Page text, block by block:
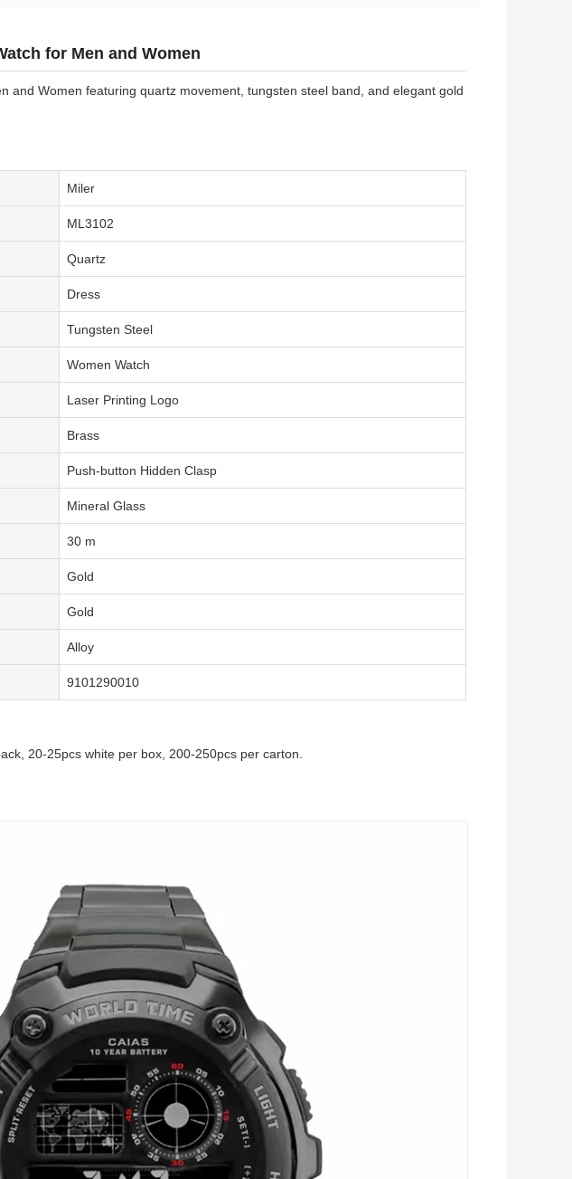
for Men and Women
and Women featuring quartz movement, tungsten steel band, and elegant gold
Miler
ML3102
Quartz
Dress
Tungsten Steel
Women Watch
Laser Printing Logo
Brass
Push-button Hidden Clasp
Mineral Glass
30 m
Gold
Gold
Alloy
9101290010
20-25pcs white per box, 200-250pcs per carton.